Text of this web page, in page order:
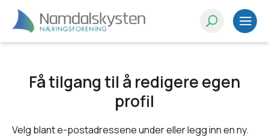
Få tilgang til å redigere egen
profil
Velg blant e-postadressene under eller legg inn en ny.